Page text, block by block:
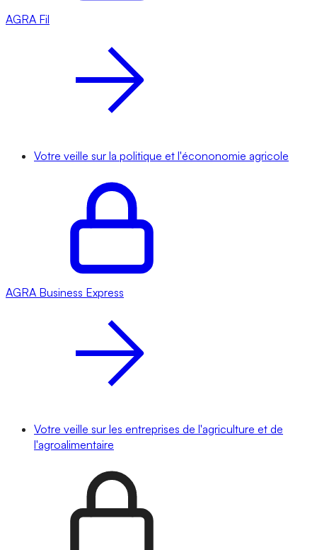
AGRA Fil
Votre veille sur la politique et l'écononomie agricole
AGRA Business Express
Votre veille sur les entreprises de l'agriculture et de
l'agroalimentaire